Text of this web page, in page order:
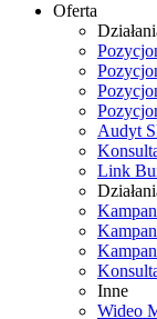
Oferta
Audyt
Link
Inne
Wideo